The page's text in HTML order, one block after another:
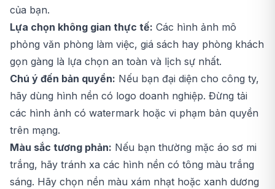
của bạn.
Lựa chọn không gian thực tế: Các hình ảnh mô
phỏng văn phòng làm việc, giá sách hay phòng khách
gọn gàng là lựa chọn an toàn và lịch sự nhất.
Chú ý đến bản quyền: Nếu bạn đại diện cho công ty,
hãy dùng hình nền có logo doanh nghiệp. Đừng tải
các hình ảnh có watermark hoặc vi phạm bản quyền
trên mạng.
Màu sắc tương phản: Nếu bạn thường mặc áo sơ mi
trắng, hãy tránh xa các hình nền có tông màu trắng
sáng. Hãy chọn nền màu xám nhạt hoặc xanh dương